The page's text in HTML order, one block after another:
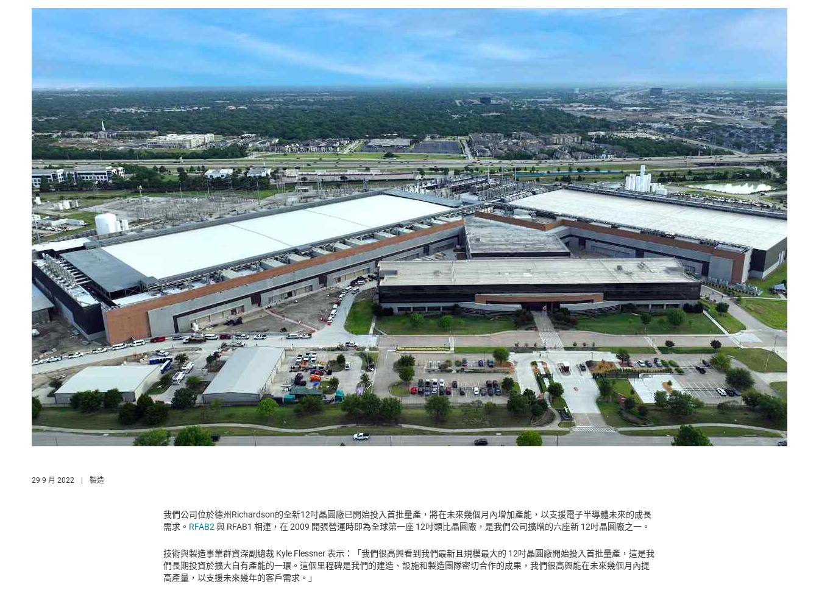
29 9 月 2022 | 製造
我們公司位於德州Richardson的全新12吋晶圓廠已開始投入首批量產，將在未來幾個月內增加產能，以支援電子半導體未來的成長
需求。 RFAB2 與 RFAB1 相連，在 2009 開張營運時即為全球第一座 12吋類比晶圓廠，是我們公司擴增的六座新 12吋晶圓廠之一。
技術與製造事業群資深副總裁 Kyle Flessner 表示：「我們很高興看到我們最新且規模最大的 12吋晶圓廠開始投入首批量產，這是我
們長期投資於擴大自有產能的一環。這個里程碑是我們的建造、設施和製造團隊密切合作的成果，我們很高興能在未來幾個月內提
高產量，以支援未來幾年的客戶需求。」